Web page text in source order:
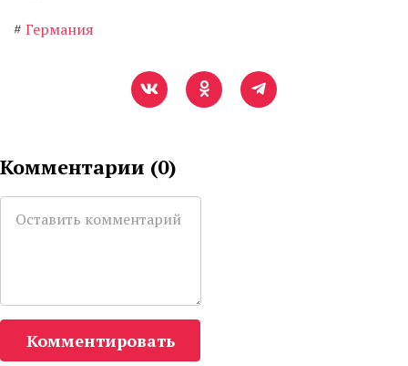
# Германия
Комментарии (0)
Комментировать